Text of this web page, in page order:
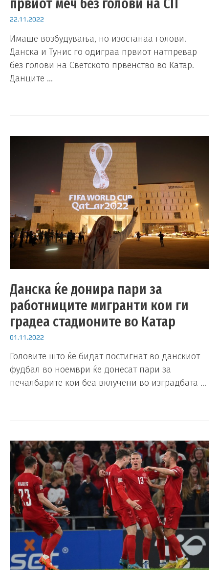
22.11.2022
Имаше возбудувања, но изостанаа голови.
Данска и Тунис го одиграа првиот натпревар
без голови на Светското првенство во Катар.
Данците …
Данска ќе донира пари за
работниците мигранти кои ги
градеа стадионите во Катар
01.11.2022
Головите што ќе бидат постигнат во данскиот
фудбал во ноември ќе донесат пари за
печалбарите кои беа вклучени во изградбата …